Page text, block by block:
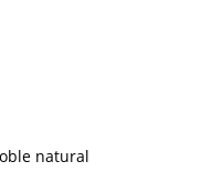
natural